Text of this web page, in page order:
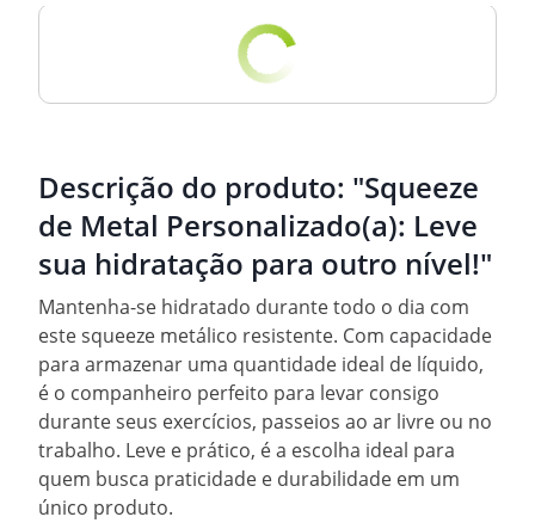
Descrição do produto: "Squeeze
de Metal Personalizado(a): Leve
sua hidratação para outro nível!"
Mantenha-se hidratado durante todo o dia com
este squeeze metálico resistente. Com capacidade
para armazenar uma quantidade ideal de líquido,
é o companheiro perfeito para levar consigo
durante seus exercícios, passeios ao ar livre ou no
trabalho. Leve e prático, é a escolha ideal para
quem busca praticidade e durabilidade em um
único produto.